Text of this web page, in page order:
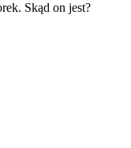
Skąd on jest?